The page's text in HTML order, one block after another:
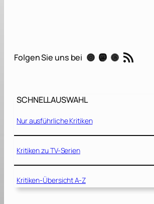
t
r
[
2
0
]
Folgen Sie uns bei Instagram Mastodon Threads RSS-Feed
SCHNELLAUSWAHL
Nur ausführliche Kritiken
Kritiken zu TV-Serien
Kritiken-Übersicht A-Z